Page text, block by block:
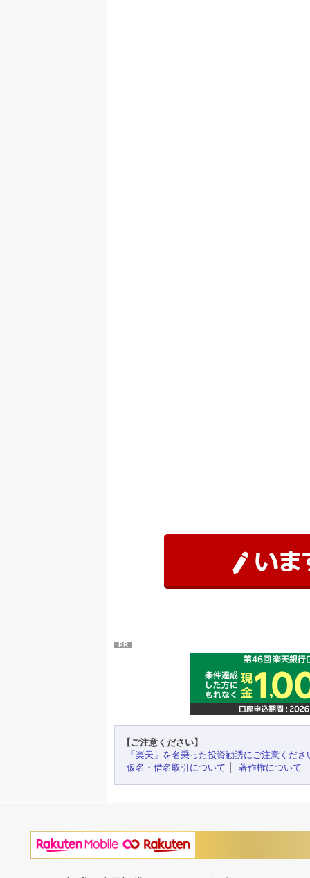
PR
【ご注意ください】
「楽天」を名乗った投資勧誘にご注意くださ
仮名・借名取引について
著作権について